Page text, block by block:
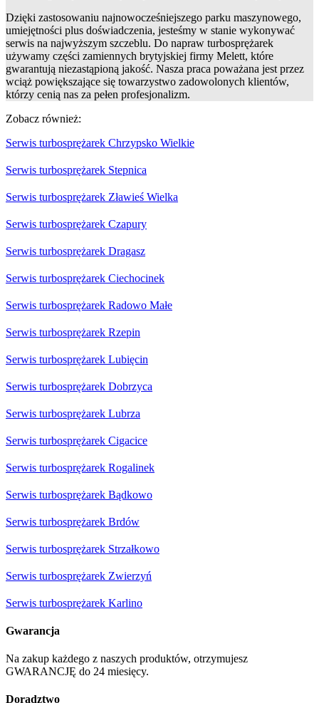
Dzięki zastosowaniu najnowocześniejszego parku maszynowego,
umiejętności plus doświadczenia, jesteśmy w stanie wykonywać
serwis na najwyższym szczeblu. Do napraw turbosprężarek
używamy części zamiennych brytyjskiej firmy Melett, które
gwarantują niezastąpioną jakość. Nasza praca poważana jest przez
wciąż powiększające się towarzystwo zadowolonych klientów,
którzy cenią nas za pełen profesjonalizm.
Zobacz również:
Serwis turbosprężarek Chrzypsko Wielkie
Serwis turbosprężarek Stepnica
Serwis turbosprężarek Zławieś Wielka
Serwis turbosprężarek Czapury
Serwis turbosprężarek Dragasz
Serwis turbosprężarek Ciechocinek
Serwis turbosprężarek Radowo Małe
Serwis turbosprężarek Rzepin
Serwis turbosprężarek Lubięcin
Serwis turbosprężarek Dobrzyca
Serwis turbosprężarek Lubrza
Serwis turbosprężarek Cigacice
Serwis turbosprężarek Rogalinek
Serwis turbosprężarek Bądkowo
Serwis turbosprężarek Brdów
Serwis turbosprężarek Strzałkowo
Serwis turbosprężarek Zwierzyń
Serwis turbosprężarek Karlino
Gwarancja
Na zakup każdego z naszych produktów, otrzymujesz
GWARANCJĘ do 24 miesięcy.
Doradztwo